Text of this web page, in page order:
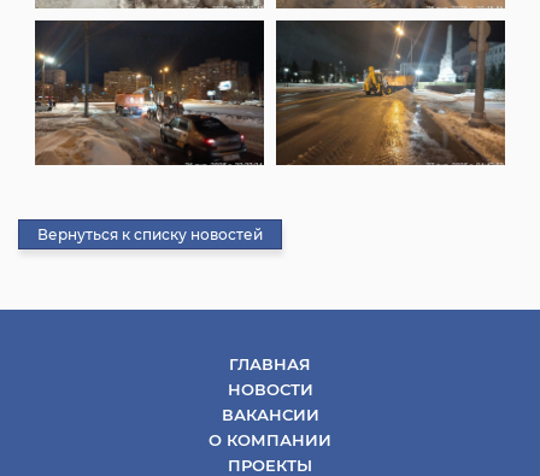
Вернуться к списку новостей
ГЛАВНАЯ
НОВОСТИ
ВАКАНСИИ
О КОМПАНИИ
ПРОЕКТЫ